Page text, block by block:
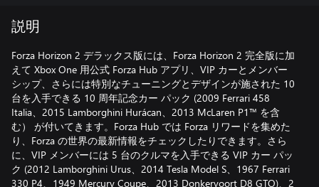
説明
Forza Horizon 2 デラックス版には、Forza Horizon 2 完全版に加
えて Xbox One 用公式 Forza Hub アプリ、VIP カーとメンバー
シップ、さらには特別なチューニングとデザインが施された 10
台を入手できる 10 周年記念カー パック (2009 Ferrari 458
Italia、2015 Lamborghini Hurácan、2013 McLaren P1™ を含
む） が付いてきます。Forza Hub では Forza リワードを集めた
り、Forza の世界の最新情報をチェックしたりできます。さら
に、VIP メンバーには 5 台のクルマを入手できる VIP カー パッ
ク (2012 Lamborghini Urus、2014 Tesla Model S、1967 Ferrari
330 P4、1949 Mercury Coupe、2013 Donkervoort D8 GTO)、2